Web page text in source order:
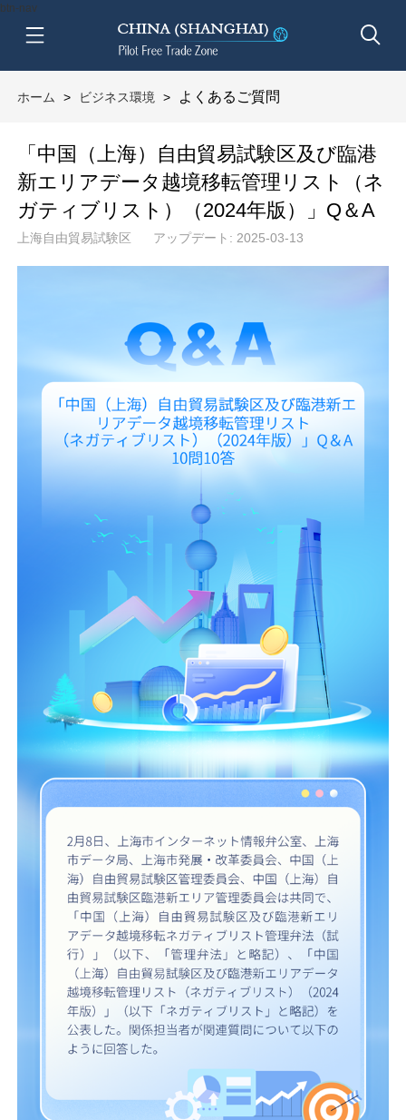
btn-nav
ホーム > ビジネス環境 > よくあるご質問
「中国（上海）自由貿易試験区及び臨港
新エリアデータ越境移転管理リスト（ネ
ガティブリスト）（2024年版）」Q＆A
上海自由貿易試験区 アップデート: 2025-03-13